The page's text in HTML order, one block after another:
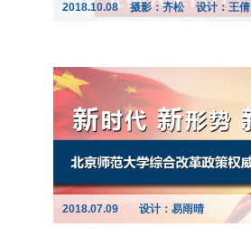
2018.10.08 摄影：齐松 设计：王倩
2018.07.09 设计：易雨晴